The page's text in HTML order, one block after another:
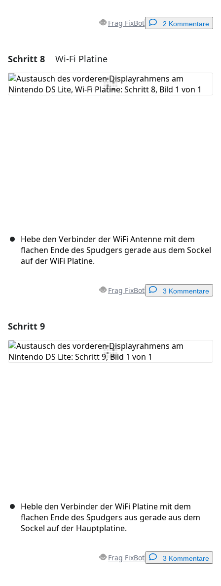
Frag FixBot 2 Kommentare
Einen Kommentar hinzufügen
Kommentar hinzufügen
Schritt 8 Wi-Fi Platine
Hebe den Verbinder der WiFi Antenne mit dem
flachen Ende des Spudgers gerade aus dem Sockel
auf der WiFi Platine.
Frag FixBot 3 Kommentare
Kommentar hinzufügen
Schritt 9
Heble den Verbinder der WiFi Platine mit dem
flachen Ende des Spudgers aus gerade aus dem
Sockel auf der Hauptplatine.
Frag FixBot 3 Kommentare